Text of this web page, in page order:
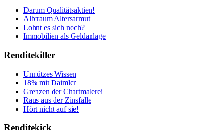
Darum Qualitätsaktien!
Albtraum Altersarmut
Lohnt es sich noch?
Immobilien als Geldanlage
Renditekiller
Unnützes Wissen
18% mit Daimler
Grenzen der Chartmalerei
Raus aus der Zinsfalle
Hört nicht auf sie!
Renditekick